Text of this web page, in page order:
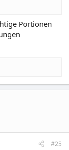
Portionen
#25